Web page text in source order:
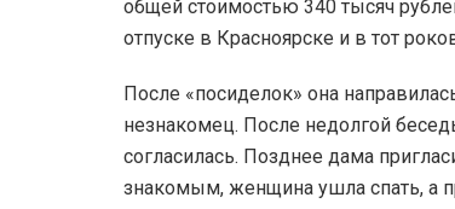
общей стоимостью 340 тысяч
отпуске в Красноярске и в тот
После «посиделок» она
незнакомец. После недолгой
согласилась. Позднее дама
знакомым, женщина ушла спать, а